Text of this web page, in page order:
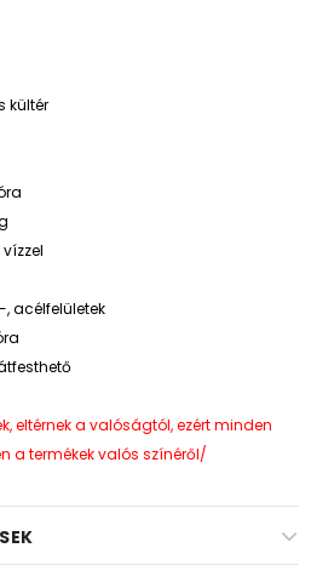
kültér
acélfelületek
eltérnek a valóságtól, ezért minden
a termékek valós színéről/